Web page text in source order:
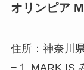
オリンピア
住所：神奈川